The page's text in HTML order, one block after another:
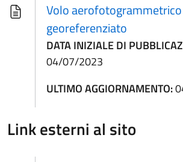
Volo aerofotogrammetrico
georeferenziato
DATA INIZIALE DI
04/07/2023
ULTIMO AGGIORNAMENTO:
Link esterni al sito